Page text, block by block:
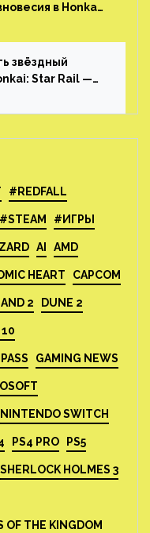
в Honkai:
звёздный
Star Rail —
#REDFALL
#STEAM #ИГРЫ
AI AMD
HEART CAPCOM
2 DUNE 2
10
GAMING NEWS
NINTENDO SWITCH
PS4 PRO PS5
SHERLOCK HOLMES 3
OF THE KINGDOM